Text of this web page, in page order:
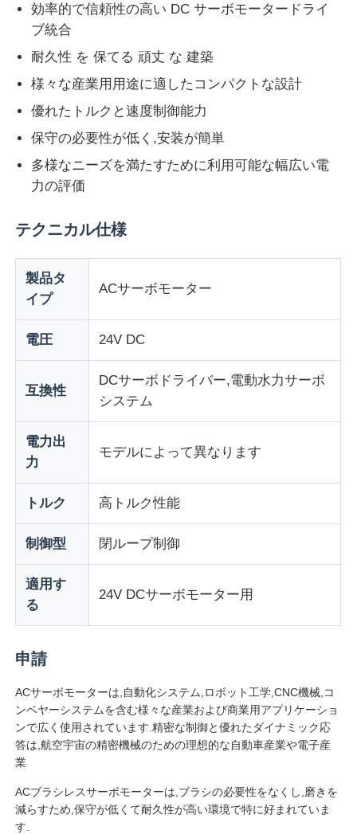
製品
品質管理
お問い合わせ
見積依頼
可変周波数ドライブ
プログラマブルロジックコントローラー
PLCコントローラー
ロボット関節モーター
効率的で信頼性の高い DC サーボモータードライ
ブ統合
耐久性 を 保てる 頑丈 な 建築
様々な産業用用途に適したコンパクトな設計
優れたトルクと速度制御能力
保守の必要性が低く,安装が簡単
多様なニーズを満たすために利用可能な幅広い電
力の評価
テクニカル仕様
製品タ
イプ
ACサーボモーター
電圧 24V DC
互換性
DCサーボドライバー,電動水力サーボ
システム
電力出
力
モデルによって異なります
トルク 高トルク性能
制御型 閉ループ制御
適用す
る
24V DCサーボモーター用
申請
ACサーボモーターは,自動化システム,ロボット工学,CNC機械,コ
ンベヤーシステムを含む様々な産業および商業用アプリケーショ
ンで広く使用されています.精密な制御と優れたダイナミック応
答は,航空宇宙の精密機械のための理想的な自動車産業や電子産
業
ACブラシレスサーボモーターは,ブラシの必要性をなくし,磨きを
減らすため,保守が低くて耐久性が高い環境で特に好まれていま
す.